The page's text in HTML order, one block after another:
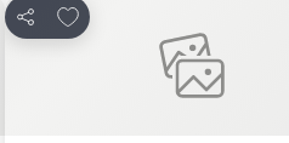
Teilen
Zu Favoriten hinzufügen